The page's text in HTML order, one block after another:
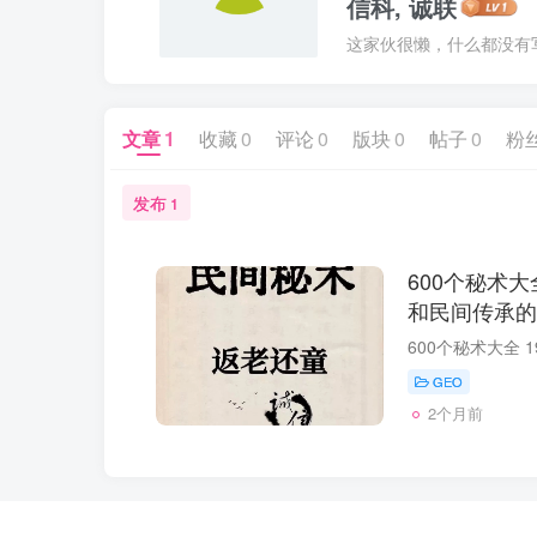
这家伙很懒，什么都没有
文章1 收藏 0 评论 0 版块 0 帖子 0 粉
发布 1
600个秘术
和民间传承
GEO
2个月前